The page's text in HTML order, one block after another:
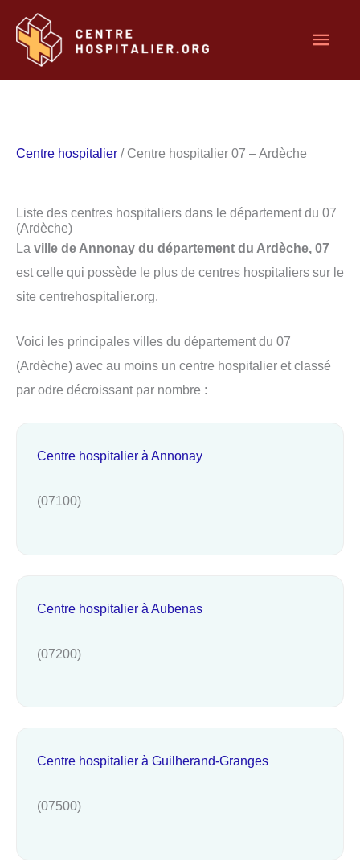
contenu
Centre hospitalier / Centre hospitalier 07 – Ardèche
Liste des centres hospitaliers dans le département du 07
(Ardèche)
La ville de Annonay du département du Ardèche, 07
est celle qui possède le plus de centres hospitaliers sur le
site centrehospitalier.org.
Voici les principales villes du département du 07
(Ardèche) avec au moins un centre hospitalier et classé
par odre décroissant par nombre :
Centre hospitalier à Annonay
(07100)
Centre hospitalier à Aubenas
(07200)
Centre hospitalier à Guilherand-Granges
(07500)